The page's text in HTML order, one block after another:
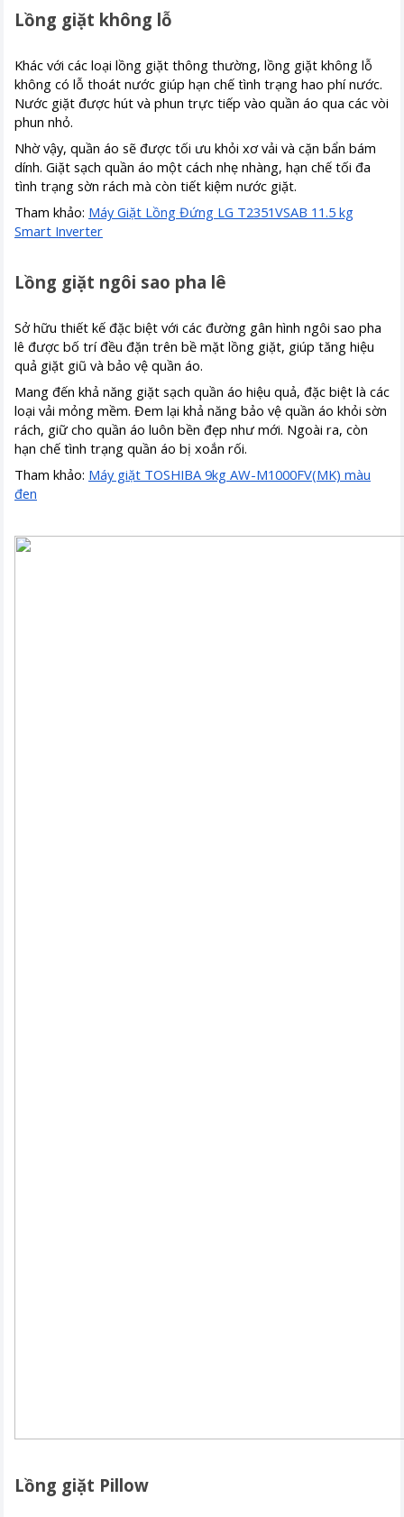
Lồng giặt không lỗ
Khác với các loại lồng giặt thông thường, lồng giặt không lỗ
không có lỗ thoát nước giúp hạn chế tình trạng hao phí nước.
Nước giặt được hút và phun trực tiếp vào quần áo qua các vòi
phun nhỏ.
Nhờ vậy, quần áo sẽ được tối ưu khỏi xơ vải và cặn bẩn bám
dính. Giặt sạch quần áo một cách nhẹ nhàng, hạn chế tối đa
tình trạng sờn rách mà còn tiết kiệm nước giặt.
Tham khảo: Máy Giặt Lồng Đứng LG T2351VSAB 11.5 kg
Smart Inverter
Lồng giặt ngôi sao pha lê
Sở hữu thiết kế đặc biệt với các đường gân hình ngôi sao pha
lê được bố trí đều đặn trên bề mặt lồng giặt, giúp tăng hiệu
quả giặt giũ và bảo vệ quần áo.
Mang đến khả năng giặt sạch quần áo hiệu quả, đặc biệt là các
loại vải mỏng mềm. Đem lại khả năng bảo vệ quần áo khỏi sờn
rách, giữ cho quần áo luôn bền đẹp như mới. Ngoài ra, còn
hạn chế tình trạng quần áo bị xoắn rối.
Tham khảo: Máy giặt TOSHIBA 9kg AW-M1000FV(MK) màu
đen
Lồng giặt Pillow